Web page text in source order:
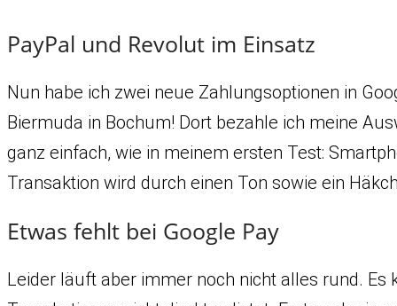
PayPal und Revolut im Einsatz
Nun habe ich zwei neue Zahlungsoptionen in
Biermuda in Bochum! Dort bezahle ich meine
ganz einfach, wie in meinem ersten Test:
Transaktion wird durch einen Ton sowie ein
Etwas fehlt bei Google Pay
Leider läuft aber immer noch nicht alles rund. Es